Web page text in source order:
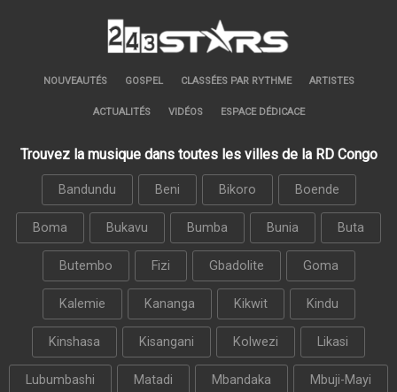
NOUVEAUTÉS GOSPEL CLASSÉES PAR RYTHME ARTISTES
ACTUALITÉS VIDÉOS ESPACE DÉDICACE
Trouvez la musique dans toutes les villes de la RD Congo
Bandundu Beni Bikoro Boende
Boma Bukavu Bumba Bunia Buta
Butembo Fizi Gbadolite Goma
Kalemie Kananga Kikwit Kindu
Kinshasa Kisangani Kolwezi Likasi
Lubumbashi Matadi Mbandaka Mbuji-Mayi